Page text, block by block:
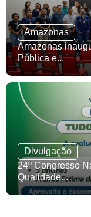
Amazonas
Amazonas
Pública e...
Divulgação
24º Congresso
Qualidade...